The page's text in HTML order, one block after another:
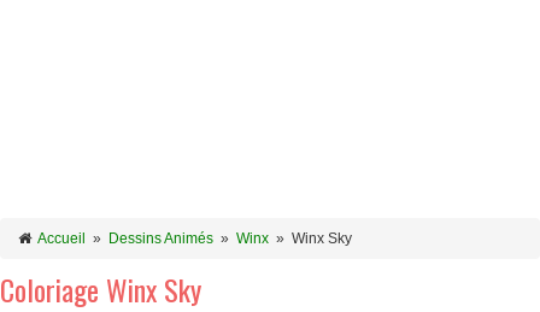
Accueil » Dessins Animés » Winx » Winx Sky
Coloriage Winx Sky